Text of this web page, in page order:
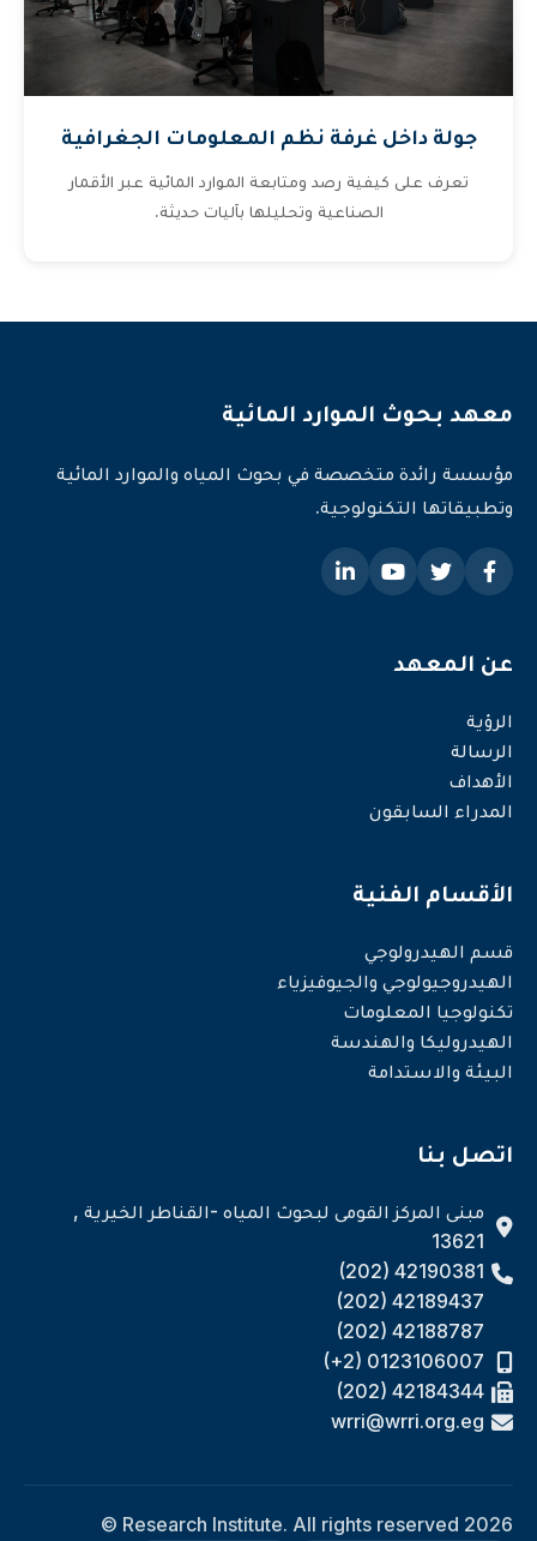
جولة داخل غرفة نظم المعلومات الجغرافية
تعرف على كيفية رصد ومتابعة الموارد المائية عبر الأقمار
الصناعية وتحليلها بآليات حديثة.
معهد بحوث الموارد المائية
مؤسسة رائدة متخصصة في بحوث المياه والموارد المائية
وتطبيقاتها التكنولوجية.
عن المعهد
الرؤية
الرسالة
الأهداف
المدراء السابقون
الأقسام الفنية
قسم الهيدرولوجي
الهيدروجيولوجي والجيوفيزياء
تكنولوجيا المعلومات
الهيدروليكا والهندسة
البيئة والاستدامة
اتصل بنا
مبنى المركز القومى لبحوث المياه -القناطر الخيرية ,
13621
(202) 42190381
(202) 42189437
(202) 42188787
(+2) 0123106007
(202) 42184344
wrri@wrri.org.eg
Research Institute. All rights reserved 2026 ©